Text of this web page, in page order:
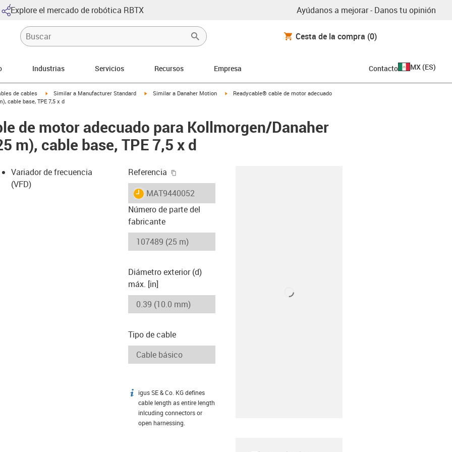
Explore el mercado de robótica RBTX Ayúdanos a mejorar - Danos tu opinión
Cesta de la compra (0)
Industrias Servicios Recursos Empresa Contacto MX (ES)
right
de cables igus-icon-arrow-right
Similar a Manufacturer Standard igus-icon-arrow-right
Similar a Danaher Motion igus-icon-arrow-right
Readycable® cable de motor adecuado
cable base, TPE 7,5 x d
de motor adecuado para Kollmorgen/Danaher
m), cable base, TPE 7,5 x d
Variador de frecuencia
(VFD)
Referencia
igus-icon-lieferzeit
MAT9440052
Número de parte del
fabricante
Diámetro exterior (d)
máx. [in]
Tipo de cable
igus-icon-info
igus SE & Co. KG defines
cable length as entire length
inlcuding connectors or
open harnessing.